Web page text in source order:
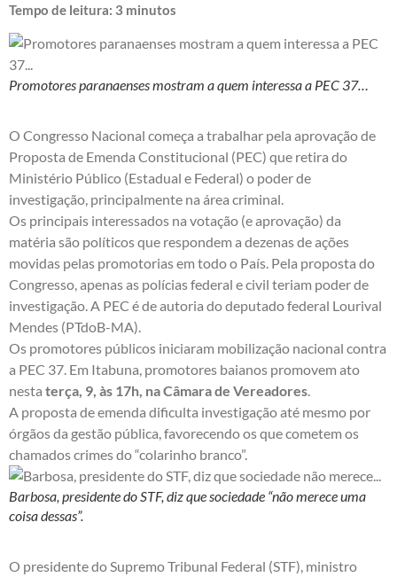
Tempo de leitura: 3 minutos
Promotores paranaenses mostram a quem interessa a PEC 37…
O Congresso Nacional começa a trabalhar pela aprovação de
Proposta de Emenda Constitucional (PEC) que retira do
Ministério Público (Estadual e Federal) o poder de
investigação, principalmente na área criminal.
Os principais interessados na votação (e aprovação) da
matéria são políticos que respondem a dezenas de ações
movidas pelas promotorias em todo o País. Pela proposta do
Congresso, apenas as polícias federal e civil teriam poder de
investigação. A PEC é de autoria do deputado federal Lourival
Mendes (PTdoB-MA).
Os promotores públicos iniciaram mobilização nacional contra
a PEC 37. Em Itabuna, promotores baianos promovem ato
nesta terça, 9, às 17h, na Câmara de Vereadores.
A proposta de emenda dificulta investigação até mesmo por
órgãos da gestão pública, favorecendo os que cometem os
chamados crimes do “colarinho branco”.
Barbosa, presidente do STF, diz que sociedade “não merece uma
coisa dessas”.
O presidente do Supremo Tribunal Federal (STF), ministro